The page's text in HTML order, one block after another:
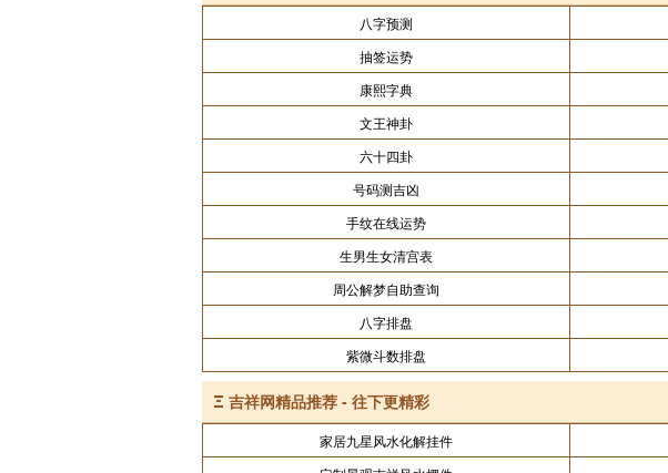
八字预测
抽签运势
康熙字典
文王神卦
六十四卦
号码测吉凶
手纹在线运势
生男生女清宫表
周公解梦自助查询
八字排盘
紫微斗数排盘
Ξ 吉祥网精品推荐 - 往下更精彩
家居九星风水化解挂件